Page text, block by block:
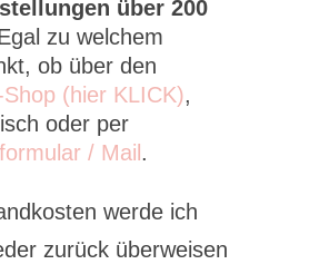
über 200
zu welchem
ob über den
(hier KLICK),
oder per
/ Mail .
werde ich
zurück überweisen